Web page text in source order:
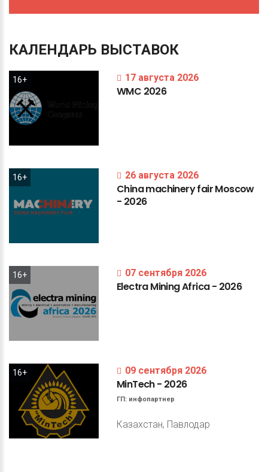
КАЛЕНДАРЬ ВЫСТАВОК
16+ 17 августа 2026
WMC 2026
16+ 26 августа 2026
ChinamachineryfairMoscow
- 2026
16+ 07 сентября 2026
ElectraMiningAfrica- 2026
16+ 09 сентября 2026
MinTech- 2026
ГП: инфопартнер
Казахстан, Павлодар